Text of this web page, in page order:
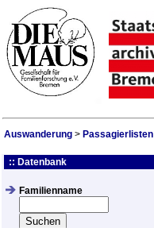
Auswanderung > Passagierlisten
:: Datenbank
Familienname